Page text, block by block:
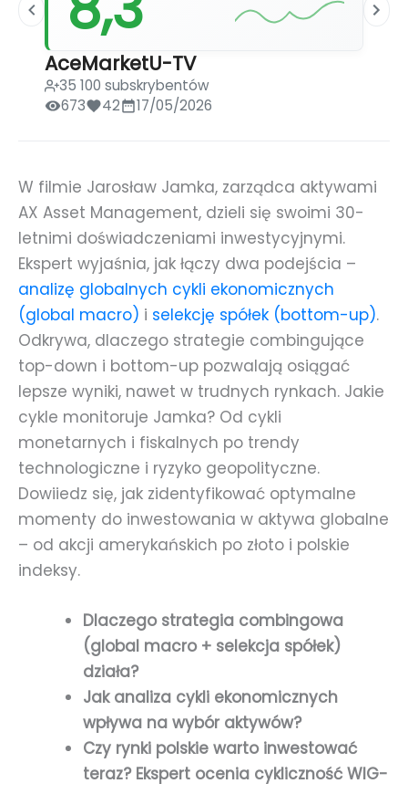
AceMarketU-TV
35 100 subskrybentów
673
42 17/05/2026
W filmie Jarosław Jamka, zarządca aktywami
AX Asset Management, dzieli się swoimi 30-
letnimi doświadczeniami inwestycyjnymi.
Ekspert wyjaśnia, jak łączy dwa podejścia –
analizę globalnych cykli ekonomicznych
(global macro) i selekcję spółek (bottom-up).
Odkrywa, dlaczego strategie combingujące
top-down i bottom-up pozwalają osiągać
lepsze wyniki, nawet w trudnych rynkach. Jakie
cykle monitoruje Jamka? Od cykli
monetarnych i fiskalnych po trendy
technologiczne i ryzyko geopolityczne.
Dowiiedz się, jak zidentyfikować optymalne
momenty do inwestowania w aktywa globalne
– od akcji amerykańskich po złoto i polskie
indeksy.
Dlaczego strategia combingowa
(global macro + selekcja spółek)
działa?
Jak analiza cykli ekonomicznych
wpływa na wybór aktywów?
Czy rynki polskie warto inwestować
teraz? Ekspert ocenia cykliczność WIG-